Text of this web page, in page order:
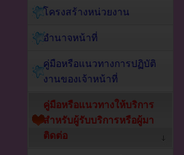
โครงสร้างหน่วยงาน
อำนาจหน้าที่
คู่มือหรือแนวทางการปฏิบัติ
งานของเจ้าหน้าที่
คู่มือหรือแนวทางให้บริการ
สำหรับผู้รับบริการหรือผู้มา
ติดต่อ